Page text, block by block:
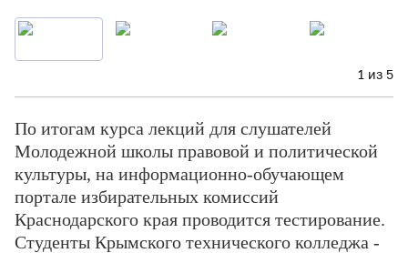
1 из 5
По итогам курса лекций для слушателей
Молодежной школы правовой и политической
культуры, на информационно-обучающем
портале избирательных комиссий
Краснодарского края проводится тестирование.
Студенты Крымского технического колледжа -